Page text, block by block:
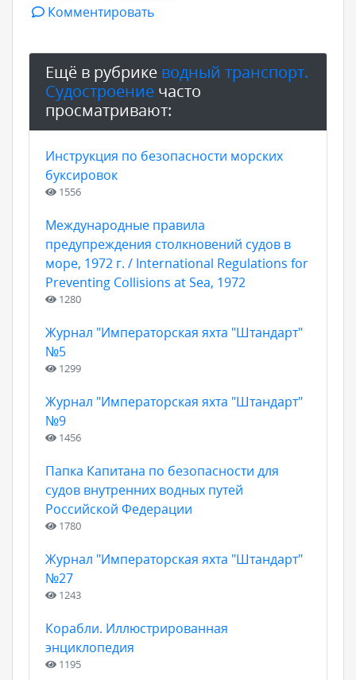
Комментировать
Ещё в рубрике водный транспорт.
Судостроение часто
просматривают:
Инструкция по безопасности морских
буксировок
1556
Международные правила
предупреждения столкновений судов в
море, 1972 г. / International Regulations for
Preventing Collisions at Sea, 1972
1280
Журнал "Императорская яхта "Штандарт"
№5
1299
Журнал "Императорская яхта "Штандарт"
№9
1456
Папка Капитана по безопасности для
судов внутренних водных путей
Российской Федерации
1780
Журнал "Императорская яхта "Штандарт"
№27
1243
Корабли. Иллюстрированная
энциклопедия
1195